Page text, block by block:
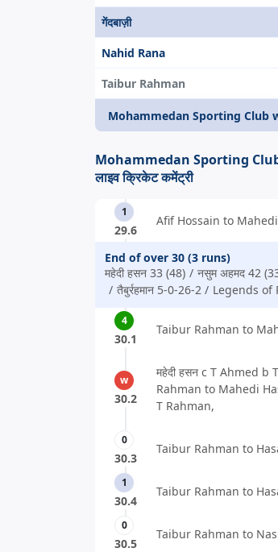
गेंदबाज़ी
Nahid Rana
Taibur Rahman
Mohammedan Sporting Club
Mohammedan Sporting
लाइव क्रिकेट कमेंट्री
1
29.6
Afif Hossain to
End of over 30 (3 runs)
महेदी हसन 33 (48)
नसुम अहमद 42
तैबुर्रहमान 5-0-26-2
Legends of
4
30.1
Taibur Rahman to
w
30.2
महेदी हसन c T Ahmed b
Rahman to Mahedi
T Rahman,
0
30.3
Taibur Rahman to
1
30.4
Taibur Rahman to
0
30.5
Taibur Rahman to